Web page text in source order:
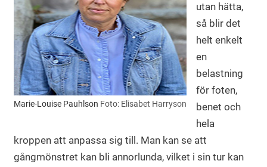
Marie-Louise Pauhlson Foto: Elisabet Harryson
utan hätta,
så blir det
helt enkelt
en
belastning
för foten,
benet och
hela
kroppen att anpassa sig till. Man kan se att
gångmönstret kan bli annorlunda, vilket i sin tur kan